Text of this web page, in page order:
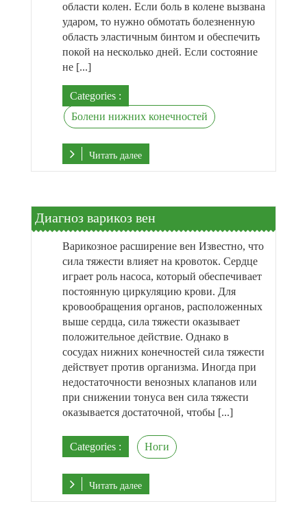
области колен. Если боль в колене вызвана
ударом, то нужно обмотать болезненную
область эластичным бинтом и обеспечить
покой на несколько дней. Если состояние
не [...]
Categories :
Болени нижних конечностей
Читать далее
Диагноз варикоз вен
Варикозное расширение вен Известно, что
сила тяжести влияет на кровоток. Сердце
играет роль насоса, который обеспечивает
постоянную циркуляцию крови. Для
кровообращения органов, расположенных
выше сердца, сила тяжести оказывает
положительное действие. Однако в
сосудах нижних конечностей сила тяжести
действует против организма. Иногда при
недостаточности венозных клапанов или
при снижении тонуса вен сила тяжести
оказывается достаточной, чтобы [...]
Categories : Ноги
Читать далее